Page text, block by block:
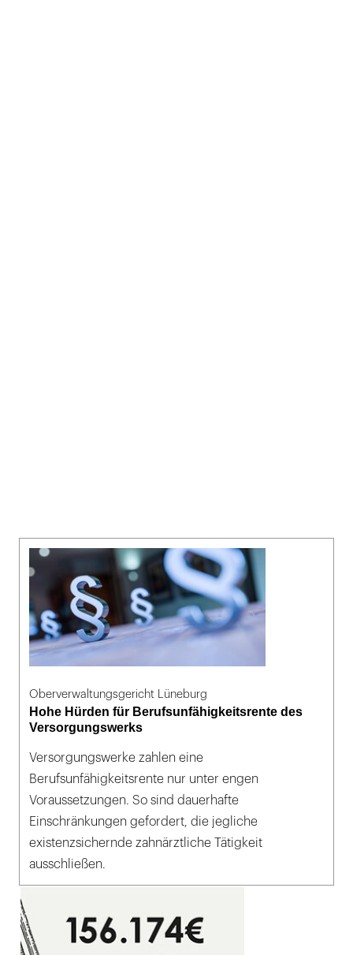
Oberverwaltungsgericht Lüneburg
Hohe Hürden für Berufsunfähigkeitsrente des
Versorgungswerks
Versorgungswerke zahlen eine
Berufsunfähigkeitsrente nur unter engen
Voraussetzungen. So sind dauerhafte
Einschränkungen gefordert, die jegliche
existenzsichernde zahnärztliche Tätigkeit
ausschließen.